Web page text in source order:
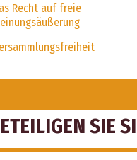
Recht auf freie
SIE